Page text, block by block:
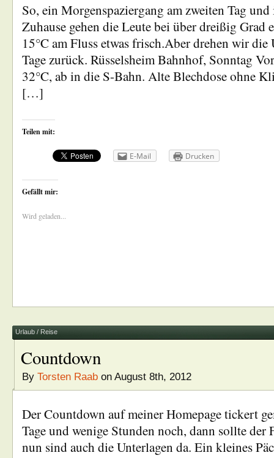
So, ein Morgenspaziergang am zweiten Tag
Zuhause gehen die Leute bei über dreißig Grad
15°C am Fluss etwas frisch.Aber drehen wir die
Tage zurück. Rüsselsheim Bahnhof, Sonntag
32°C, ab in die S-Bahn. Alte Blechdose ohne
[…]
Teilen mit:
E-Mail Drucken
Gefällt mir:
Wird geladen...
Urlaub / Reise
Countdown
By Torsten Raab on August 8th, 2012
Der Countdown auf meiner Homepage tickert
Tage und wenige Stunden noch, dann sollte der
nun sind auch die Unterlagen da. Ein kleines